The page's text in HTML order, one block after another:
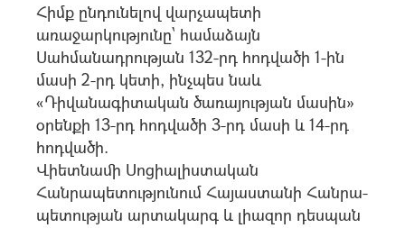
Հիմք ընդունելով վարչապետի
առաջարկությունը` համաձայն
Սահմանադրության 132-րդ հոդվածի 1-ին
մասի 2-րդ կետի, ինչպես նաև
«Դիվանագիտական ծառայության մասին»
օրենքի 13-րդ հոդվածի 3-րդ մասի և 14-րդ
հոդվածի.
Վիետնամի Սոցիալիստական
Հանրապետությունում Հայաստանի Հանրա-
պետության արտակարգ և լիազոր դեսպան